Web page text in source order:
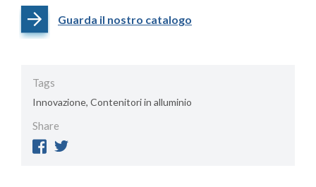
Guarda il nostro catalogo
Tags
Innovazione, Contenitori in alluminio
Share